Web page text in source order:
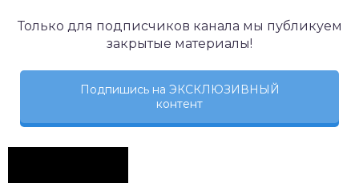
Только для подписчиков канала мы публикуем
закрытые материалы!
Подпишись на ЭКСКЛЮЗИВНЫЙ
контент